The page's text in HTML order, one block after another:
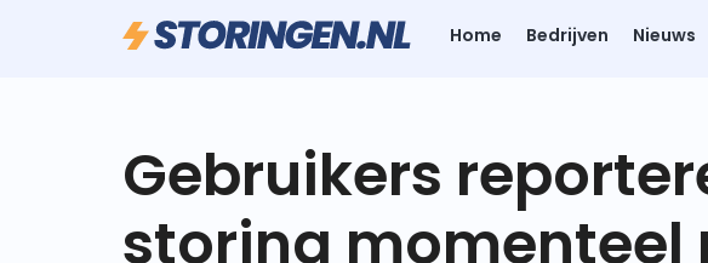
Home Bedrijven Nieuws
Gebruikers
storing momenteel